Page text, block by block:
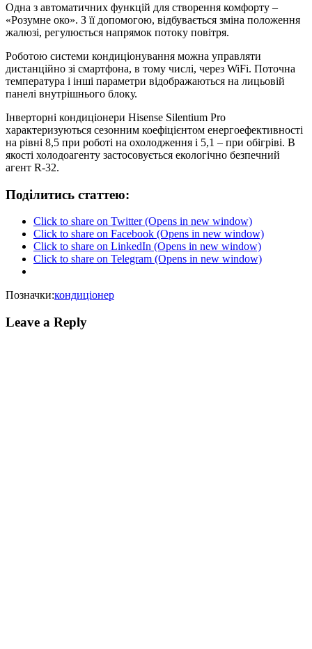
Одна з автоматичних функцій для створення комфорту –
«Розумне око». З її допомогою, відбувається зміна положення
жалюзі, регулюється напрямок потоку повітря.
Роботою системи кондиціонування можна управляти
дистанційно зі смартфона, в тому числі, через WiFi. Поточна
температура і інші параметри відображаються на лицьовій
панелі внутрішнього блоку.
Інверторні кондиціонери Hisense Silentium Pro
характеризуються сезонним коефіцієнтом енергоефективності
на рівні 8,5 при роботі на охолодження і 5,1 – при обігріві. В
якості холодоагенту застосовується екологічно безпечний
агент R-32.
Поділитись статтею:
Click to share on Twitter (Opens in new window)
Click to share on Facebook (Opens in new window)
Click to share on LinkedIn (Opens in new window)
Click to share on Telegram (Opens in new window)
Позначки:кондиціонер
Leave a Reply